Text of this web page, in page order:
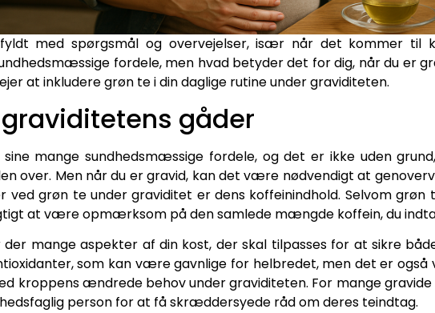
med spørgsmål og overvejelser, især når det kommer til
fordele, men hvad betyder det for dig, når du er
at inkludere grøn te i din daglige rutine under graviditeten.
gåder
mange sundhedsmæssige fordele, og det er ikke uden
over. Men når du er gravid, kan det være nødvendigt at
grøn te under graviditet er dens koffeinindhold. Selvom grøn
at være opmærksom på den samlede mængde koffein, du
mange aspekter af din kost, der skal tilpasses for at sikre
som kan være gavnlige for helbredet, men det er også
kroppens ændrede behov under graviditeten. For mange
person for at få skræddersyede råd om deres teindtag.